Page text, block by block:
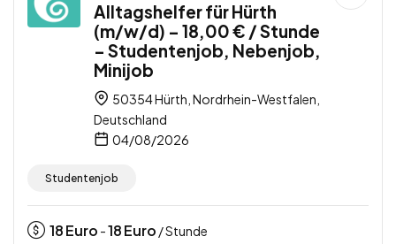
Alltagshelfer für Hürth
(m/w/d) – 18,00 € / Stunde
– Studentenjob, Nebenjob,
Minijob
50354 Hürth, Nordrhein-Westfalen,
Deutschland
04/08/2026
Studentenjob
18Euro -18Euro / Stunde